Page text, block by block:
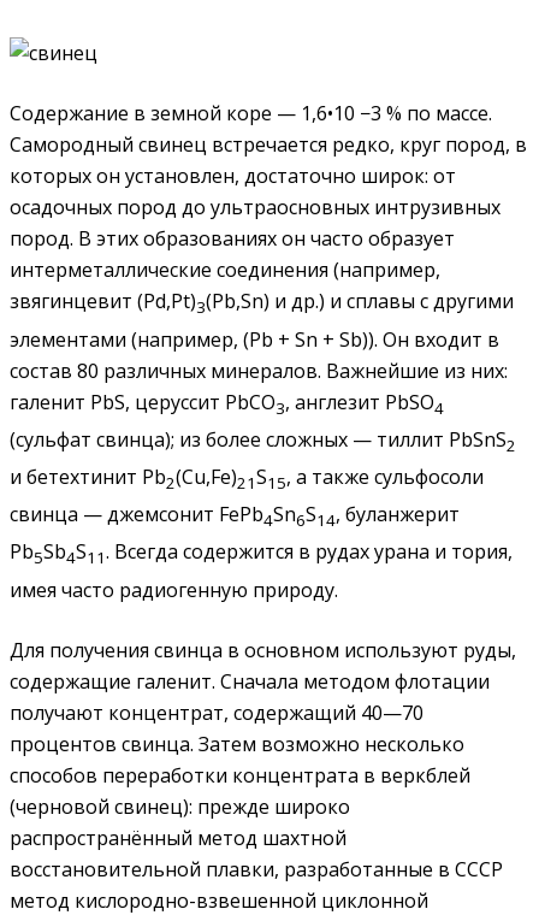
Содержание в земной коре — 1,6•10 −3 % по массе.
Самородный свинец встречается редко, круг пород, в
которых он установлен, достаточно широк: от
осадочных пород до ультраосновных интрузивных
пород. В этих образованиях он часто образует
интерметаллические соединения (например,
звягинцевит (Pd,Pt)3(Pb,Sn) и др.) и сплавы с другими
элементами (например, (Pb + Sn + Sb)). Он входит в
состав 80 различных минералов. Важнейшие из них:
галенит PbS, церуссит PbCO3, англезит PbSO4
(сульфат свинца); из более сложных — тиллит PbSnS2
и бетехтинит Pb2(Cu,Fe)21S15, а также сульфосоли
свинца — джемсонит FePb4Sn6S14, буланжерит
Pb5Sb4S11. Всегда содержится в рудах урана и тория,
имея часто радиогенную природу.
Для получения свинца в основном используют руды,
содержащие галенит. Сначала методом флотации
получают концентрат, содержащий 40—70
процентов свинца. Затем возможно несколько
способов переработки концентрата в веркблей
(черновой свинец): прежде широко
распространённый метод шахтной
восстановительной плавки, разработанные в СССР
метод кислородно-взвешенной циклонной